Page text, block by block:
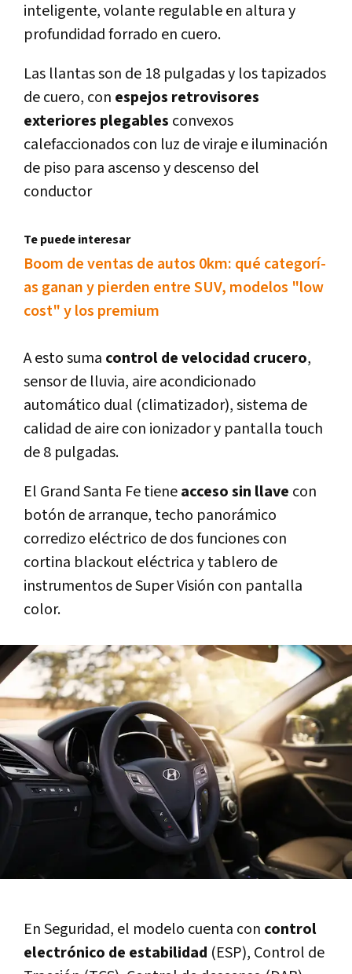
inteligente, volante regulable en altura y
profundidad forrado en cuero.
Las llantas son de 18 pulgadas y los tapizados
de cuero, con espejos retrovisores
exteriores plegables convexos
calefaccionados con luz de viraje e iluminación
de piso para ascenso y descenso del
conductor
Te puede interesar
Boom de ventas de autos 0km: qué categorí­
as ganan y pierden entre SUV, modelos "low
cost" y los premium
A esto suma control de velocidad crucero,
sensor de lluvia, aire acondicionado
automático dual (climatizador), sistema de
calidad de aire con ionizador y pantalla touch
de 8 pulgadas.
El Grand Santa Fe tieneacceso sin llave con
botón de arranque, techo panorámico
corredizo eléctrico de dos funciones con
cortina blackout eléctrica y tablero de
instrumentos de Super Visión con pantalla
color.
En Seguridad, el modelo cuenta con control
electrónico de estabilidad (ESP), Control de